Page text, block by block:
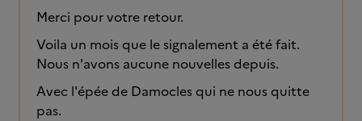
Merci pour votre retour.
Voila un mois que le signalement a été fait.
Nous n'avons aucune nouvelles depuis.
Avec l'épée de Damocles qui ne nous quitte
pas.